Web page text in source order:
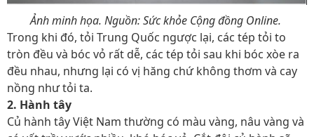
Ảnh minh họa. Nguồn: Sức khỏe Cộng đồng Online.
Trong khi đó, tỏi Trung Quốc ngược lại, các tép tỏi to
tròn đều và bóc vỏ rất dễ, các tép tỏi sau khi bóc xòe ra
đều nhau, nhưng lại có vị hăng chứ không thơm và cay
nồng như tỏi ta.
2. Hành tây
Củ hành tây Việt Nam thường có màu vàng, nâu vàng và